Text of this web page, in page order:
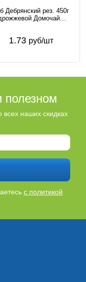
Дебрянский рез. 450г
Домочай
1.73 руб/шт
полезном
наших скидках
с политикой